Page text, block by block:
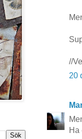
//
20
Ha